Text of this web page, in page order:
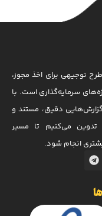
توجیهی برای اخذ مجوز،
سرمایه‌گذاری است. با
گزارش‌هایی دقیق، مستند و
تدوین می‌کنیم تا مسیر
انجام شود.